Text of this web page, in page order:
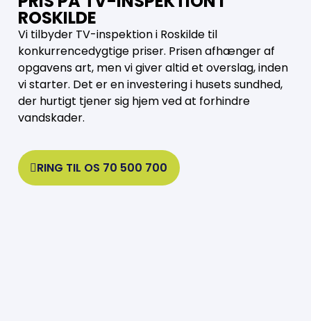
ROSKILDE
Vi tilbyder TV-inspektion i Roskilde til
konkurrencedygtige priser. Prisen afhænger af
opgavens art, men vi giver altid et overslag, inden
vi starter. Det er en investering i husets sundhed,
der hurtigt tjener sig hjem ved at forhindre
vandskader.
RING TIL OS 70 500 700